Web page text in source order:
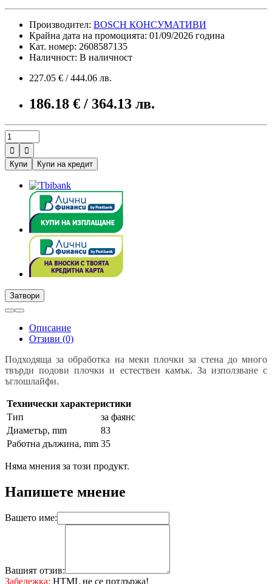
Производител: BOSCH КОНСУМАТИВИ
Крайна дата на промоцията: 01/09/2026 година
Кат. номер: 2608587135
Наличност: В наличност
227.05 € / 444.06 лв.
186.18 € / 364.13 лв.


Купи
Купи на кредит
Затвори
Описание
Отзиви (0)
Подходяща за обработка на меки плочки за стена до много
твърди подови плочки и естествен камък. За използване с
ъглошлайфи.
Технически характеристики
Тип
за фаянс
Диаметър, mm
83
Работна дължина, mm 35
Няма мнения за този продукт.
Напишете мнение
Вашето име:
Вашият отзив:
Забележка: HTML не се потдържа!